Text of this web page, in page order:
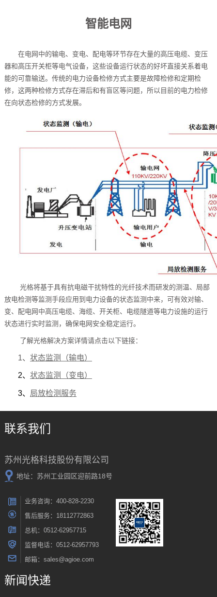
智能电网
在电网中的输电、变电、配电等环节存在大量的高压电缆、变压
器和高压开关柜等电气设备，这些设备运行状态的好坏直接关系着电
能的可靠输送。传统的电力设备检修方式主要是故障检修和定期检
修，这两种检修方式存在滞后和有盲区等问题，所以目前的电力检修
在向状态检修的方式发展。
光格将基于具有抗电磁干扰特性的光纤技术而研发的测温、局部
放电检测等监测手段应用到电力设备的状态监测中来，可有效对输、
变、配电网中高压电缆、海缆、开关柜、电缆隧道等电力设施的运行
状态进行实时监测，确保电网安全稳定运行。
了解光格解决方案详情请点击以下链接：
1、 状态监测（输电）
2、 状态监测（变电）
3、 局放检测服务
联系我们
苏州光格科技股份有限公司
地址：苏州工业园区迎前路18号
业务咨询：400-828-2230
售后服务：18112772863
总机：0512-62957715
监督电话：0512-62957793
邮箱：sales@agioe.com
新闻快递